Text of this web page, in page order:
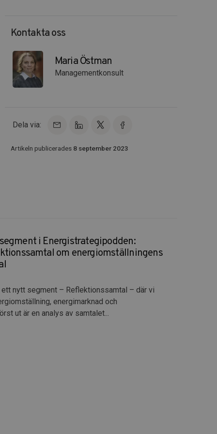
Kontakta oss
Maria Östman
Managementkonsult
Dela via:
Artikeln publicerades 8 september 2023
i Energistrategipodden:
om energiomställningens
nytt segment – Reflektionssamtal – där vi
energimarknad och
ut är en analys av samtalet...